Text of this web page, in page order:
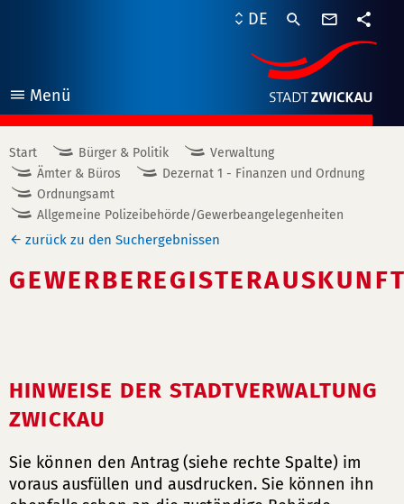
Menü
öffnen
DE
Start Bürger & Politik
Verwaltung
Ämter & Büros
Dezernat 1 - Finanzen und Ordnung
Ordnungsamt
Allgemeine Polizeibehörde/Gewerbeangelegenheiten
zurück zu den Suchergebnissen
HINWEISE DER STADTVERWALTUNG
ZWICKAU
Sie können den Antrag (siehe rechte Spalte) im
voraus ausfüllen und ausdrucken. Sie können ihn